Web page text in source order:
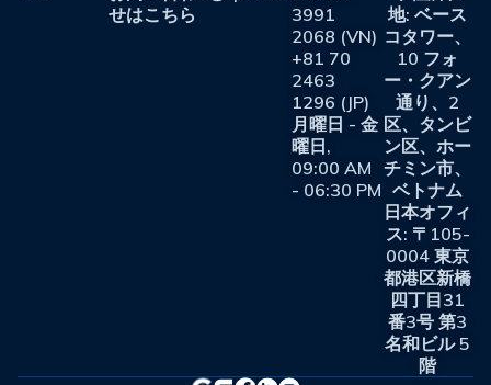
せはこちら
3991
2068 (VN)
+81 70
2463
1296 (JP)
月曜日 - 金
曜日,
09:00 AM
- 06:30 PM
地: ベース
コタワー、
10 フォ
ー・クアン
通り、2
区、タンビ
ン区、ホー
チミン市、
ベトナム
日本オフィ
ス: 〒105-
0004 東京
都港区新橋
四丁目31
番3号 第3
名和ビル 5
階